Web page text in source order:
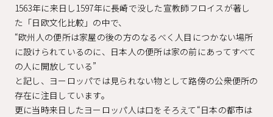
1563年に来日し1597年に長崎で没した宣教師フロイスが著し
た「日欧文化比較」の中で、
“欧州人の便所は家屋の後の方のなるべく人目につかない場所
に設けられているのに、日本人の便所は家の前にあってすべて
の人に開放している”
と記し、ヨーロッパでは見られない物として路傍の公衆便所の
存在に注目しています。
更に当時来日したヨーロッパ人は口をそろえて“日本の都市は